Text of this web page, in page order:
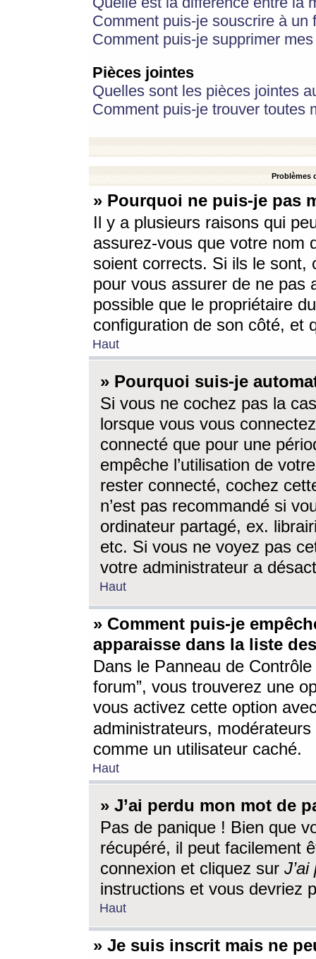
Comment puis-je souscrire à
Comment puis-je supprimer
Pièces jointes
Quelles sont les pièces jointes
Comment puis-je trouver toutes
Problèmes
» Pourquoi ne puis-je pas
Il y a plusieurs raisons qui
assurez-vous que votre nom
soient corrects. Si ils le sont,
pour vous assurer de ne pas
possible que le propriétaire
configuration de son côté, et
Haut
» Pourquoi suis-je
Si vous ne cochez pas la
lorsque vous vous
connecté que pour une
empêche l’utilisation de
rester connecté, cochez
n’est pas recommandé si
ordinateur partagé, ex.
etc. Si vous ne voyez pas
votre administrateur a
Haut
» Comment puis-je
apparaisse dans la liste
Dans le Panneau de
forum”, vous trouverez une
vous activez cette option
administrateurs,
comme un utilisateur caché.
Haut
» J’ai perdu mon mot de
Pas de panique ! Bien que
récupéré, il peut facilement
connexion et cliquez sur
instructions et vous devriez
Haut
» Je suis inscrit mais ne